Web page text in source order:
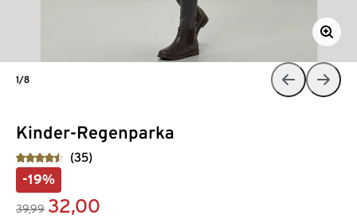
Kinder-Regenparka
(35)
-19%
39,99 32,00
1/8